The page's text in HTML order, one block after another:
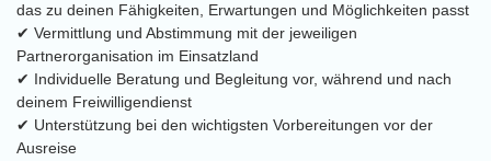
das zu deinen Fähigkeiten, Erwartungen und Möglichkeiten passt
✔ Vermittlung und Abstimmung mit der jeweiligen
Partnerorganisation im Einsatzland
✔ Individuelle Beratung und Begleitung vor, während und nach
deinem Freiwilligendienst
✔ Unterstützung bei den wichtigsten Vorbereitungen vor der
Ausreise